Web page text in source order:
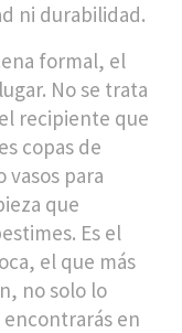
ni durabilidad.
formal, el
No se trata
recipiente que
copas de
para
que
Es el
el que más
no solo lo
en